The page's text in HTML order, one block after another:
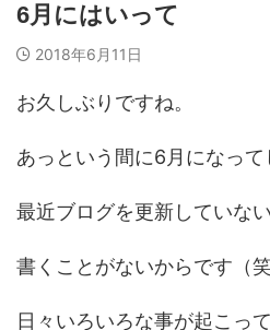
6月にはいって
2018年6月11日
お久しぶりですね。
あっという間に6月になって
最近ブログを更新していな
書くことがないからです（笑
日々いろいろな事が起こって